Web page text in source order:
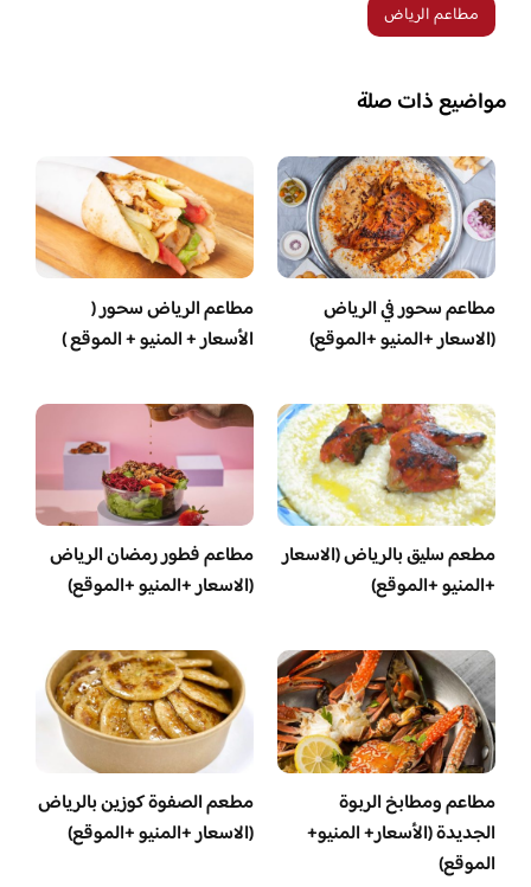
مطاعم الرياض
مواضيع ذات صلة
مطاعم سحور في الرياض
(الاسعار +المنيو +الموقع)
مطاعم الرياض سحور (
الأسعار + المنيو + الموقع )
مطعم سليق بالرياض (الاسعار
+المنيو +الموقع)
مطاعم فطور رمضان الرياض
(الاسعار +المنيو +الموقع)
مطاعم ومطابخ الربوة
الجديدة (الأسعار+ المنيو+
الموقع)
مطعم الصفوة كوزين بالرياض
(الاسعار +المنيو +الموقع)